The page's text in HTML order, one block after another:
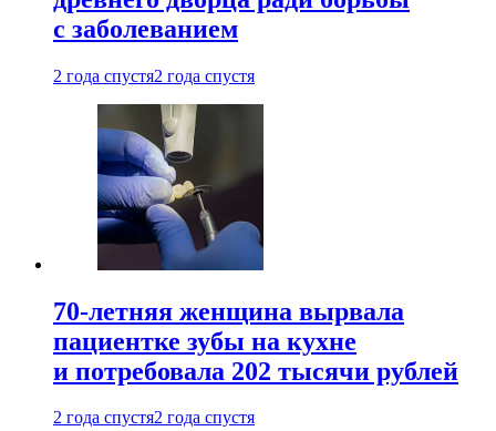
с заболеванием
2 года спустя2 года спустя
70-летняя женщина вырвала
пациентке зубы на кухне
и потребовала 202 тысячи рублей
2 года спустя2 года спустя